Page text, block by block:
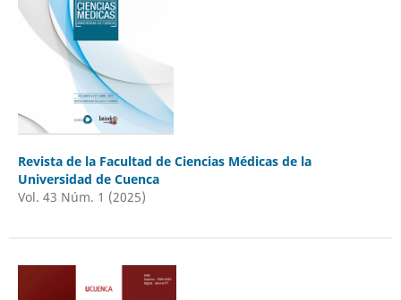
Revista de la Facultad de Ciencias Médicas de la
Universidad de Cuenca
Vol. 43 Núm. 1 (2025)